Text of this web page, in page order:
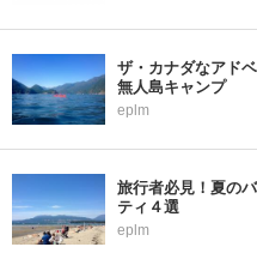
ザ・カナダなアド
無人島キャンプ
eplm
旅行者必見！夏の
ティ４選
eplm